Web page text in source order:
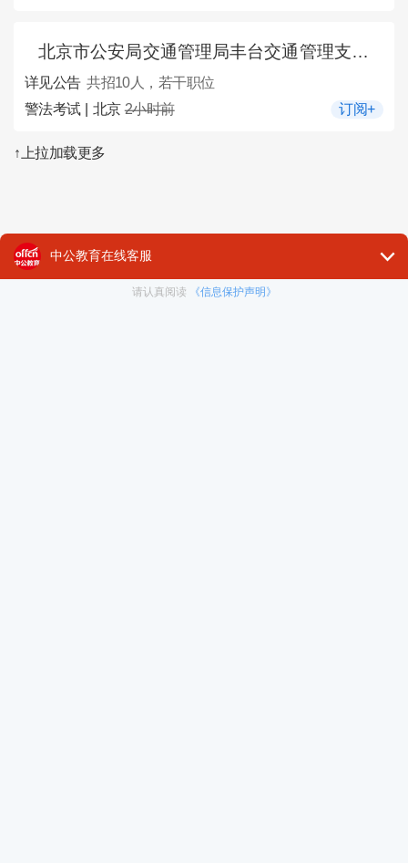
北京市公安局交通管理局丰台交通管理支队区属交通协警员招聘10人公告
详见公告 共招10人，若干职位
警法考试 | 北京2小时前 订阅+
↑上拉加载更多